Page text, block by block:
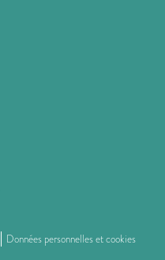
Données personnelles et cookies